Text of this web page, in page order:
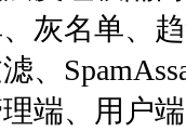
灰名单、
、
端、用户